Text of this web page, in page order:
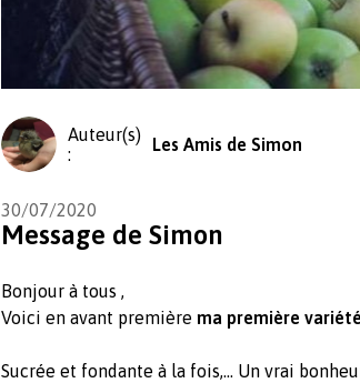
Auteur(s)
:
Les Amis de Simon
30/07/2020
Message de Simon
Bonjour à tous ,
Voici en avant première ma première
Sucrée et fondante à la fois,... Un vrai